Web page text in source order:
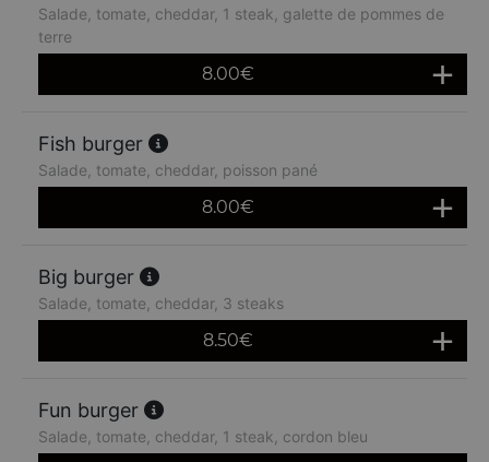
Salade, tomate, cheddar, 1 steak, galette de pommes de
terre
8.00€
Fish burger
Salade, tomate, cheddar, poisson pané
8.00€
Big burger
Salade, tomate, cheddar, 3 steaks
8.50€
Fun burger
Salade, tomate, cheddar, 1 steak, cordon bleu